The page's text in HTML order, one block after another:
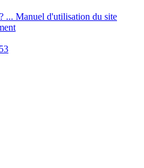
... Manuel d'utilisation du site